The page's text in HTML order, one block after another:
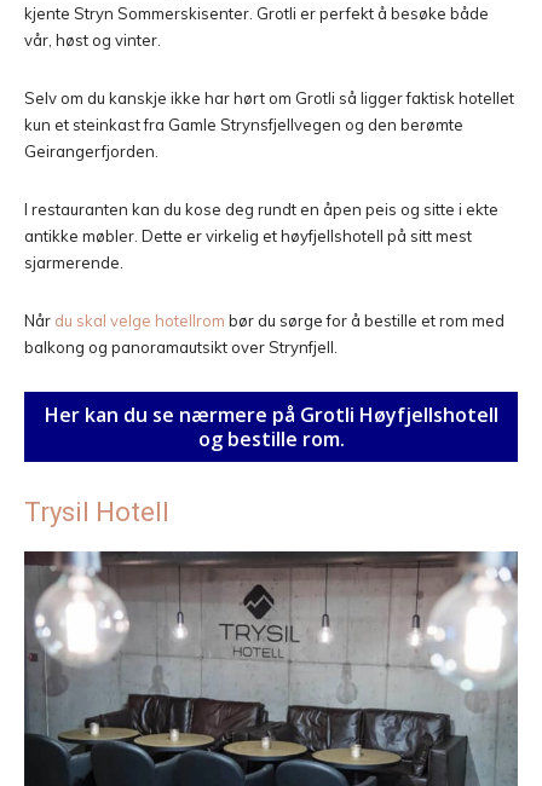
kjente Stryn Sommerskisenter. Grotli er perfekt å besøke både
vår, høst og vinter.
Selv om du kanskje ikke har hørt om Grotli så ligger faktisk hotellet
kun et steinkast fra Gamle Strynsfjellvegen og den berømte
Geirangerfjorden.
I restauranten kan du kose deg rundt en åpen peis og sitte i ekte
antikke møbler. Dette er virkelig et høyfjellshotell på sitt mest
sjarmerende.
Når du skal velge hotellrom bør du sørge for å bestille et rom med
balkong og panoramautsikt over Strynfjell.
Her kan du se nærmere på Grotli Høyfjellshotell
og bestille rom.
Trysil Hotell